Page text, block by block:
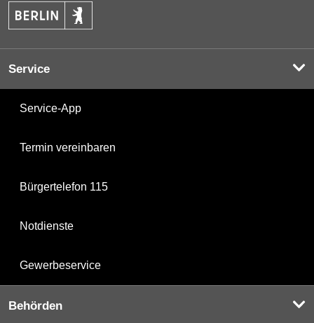
Service
Service-App
Termin vereinbaren
Bürgertelefon 115
Notdienste
Gewerbeservice
Behörden